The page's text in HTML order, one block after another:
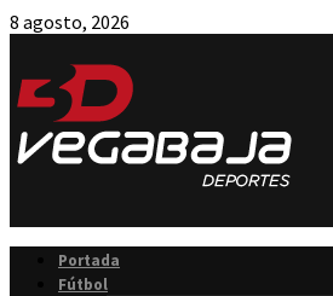
8 agosto, 2026
Portada
Fútbol